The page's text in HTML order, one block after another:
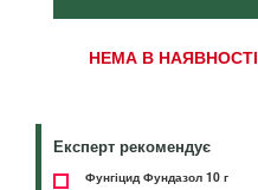
НЕМА В НАЯВНОСТІ
Експерт рекомендує
Фунгіцид Фундазол 10 г